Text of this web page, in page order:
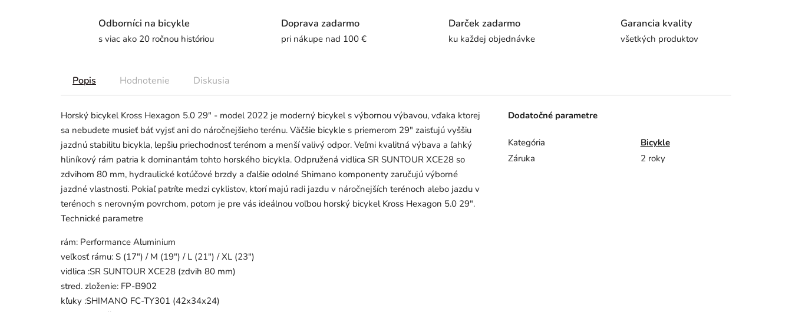
Odborníci na bicykle
s viac ako 20 ročnou históriou
Doprava zadarmo
pri nákupe nad 100 €
Darček zadarmo
ku každej objednávke
Garancia kvality
všetkých produktov
Popis Hodnotenie Diskusia
Horský bicykel Kross Hexagon 5.0 29" - model 2022 je moderný bicykel s výbornou výbavou, vďaka ktorej
sa nebudete musieť báť vyjsť ani do náročnejšieho terénu. Väčšie bicykle s priemerom 29" zaisťujú vyššiu
jazdnú stabilitu bicykla, lepšiu priechodnosť terénom a menší valivý odpor. Veľmi kvalitná výbava a ľahký
hliníkový rám patria k dominantám tohto horského bicykla. Odpružená vidlica SR SUNTOUR XCE28 so
zdvihom 80 mm, hydraulické kotúčové brzdy a ďalšie odolné Shimano komponenty zaručujú výborné
jazdné vlastnosti. Pokiaľ patríte medzi cyklistov, ktorí majú radi jazdu v náročnejších terénoch alebo jazdu v
terénoch s nerovným povrchom, potom je pre vás ideálnou voľbou horský bicykel Kross Hexagon 5.0 29".
Technické parametre
rám: Performance Aluminium
veľkosť rámu: S (17") / M (19") / L (21") / XL (23")
vidlica :SR SUNTOUR XCE28 (zdvih 80 mm)
stred. zloženie: FP-B902
kľuky :SHIMANO FC-TY301 (42x34x24)
Dodatočné parametre
Kategória
Bicykle
Záruka
2 roky